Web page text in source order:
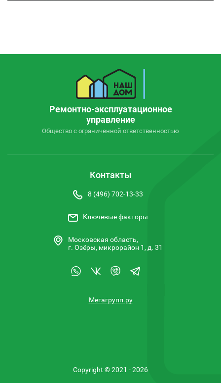
Ремонтно-эксплуатационное
управление
Общество с ограниченной ответственностью
Контакты
8 (496) 702-13-33
Ключевые факторы
Московская область,
г. Озёры, микрорайон 1, д. 31
Copyright © 2021 - 2026
Мегагрупп.ру